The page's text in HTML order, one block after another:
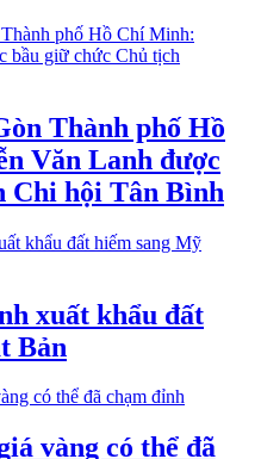
Thành phố Hồ
Văn Lanh được
Chi hội Tân Bình
xuất khẩu đất
Bản
vàng có thể đã